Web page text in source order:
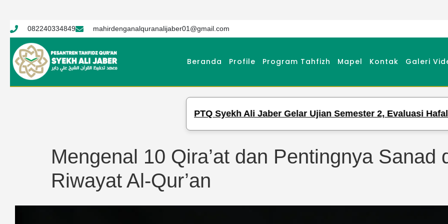
082240334849 mahirdenganalquranalijaber01@gmail.com
Beranda Profile Program Tahfizh Mapel Kontak Galeri
PTQ Syekh Ali Jaber Gelar Ujian Semester 2, Evaluasi Hafalan dan
Mengenal 10 Qira’at dan Pentingnya Sanad
Riwayat Al-Qur’an